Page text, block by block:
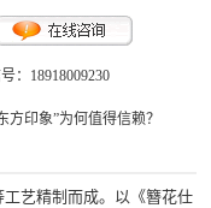
：18918009230
方印象”为何值得信赖？
艺精制而成。以《簪花仕